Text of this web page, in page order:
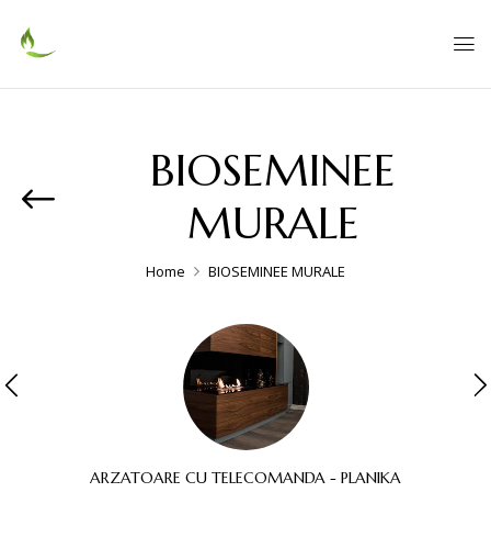
BIOSEMINEE
MURALE
Home BIOSEMINEE MURALE
ARZATOARE CU TELECOMANDA - PLANIKA